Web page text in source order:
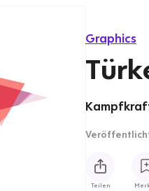
Graphics
Teilen